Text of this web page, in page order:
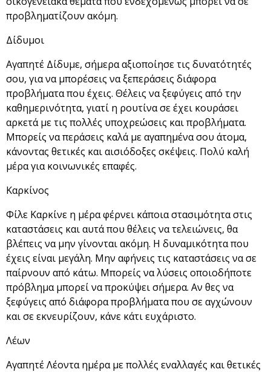
προβληματίζουν ακόμη.
Δίδυμοι
Αγαπητέ Δίδυμε, σήμερα αξιοποίησε τις δυνατότητές
σου, για να μπορέσεις να ξεπεράσεις διάφορα
προβλήματα που έχεις. Θέλεις να ξεφύγεις από την
καθημερινότητα, γιατί η ρουτίνα σε έχει κουράσει
αρκετά με τις πολλές υποχρεώσεις και προβλήματα.
Μπορείς να περάσεις καλά με αγαπημένα σου άτομα,
κάνοντας θετικές και αισιόδοξες σκέψεις. Πολύ καλή
μέρα για κοινωνικές επαφές.
Καρκίνος
Φίλε Καρκίνε η μέρα φέρνει κάποια στασιμότητα στις
καταστάσεις και αυτά που θέλεις να τελειώνεις, θα
βλέπεις να μην γίνονται ακόμη. Η δυναμικότητα που
έχεις είναι μεγάλη. Μην αφήνεις τις καταστάσεις να σε
παίρνουν από κάτω. Μπορείς να λύσεις οποιοδήποτε
πρόβλημα μπορεί να προκύψει σήμερα. Αν θες να
ξεφύγεις από διάφορα προβλήματα που σε αγχώνουν
και σε εκνευρίζουν, κάνε κάτι ευχάριστο.
Λέων
Αγαπητέ Λέοντα ημέρα με πολλές εναλλαγές και θετικές